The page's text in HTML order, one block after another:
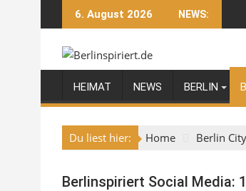
to
6. August 2026 NEWS:
HEIMAT NEWS BERLIN
Du liest hier: Home Berlin
Berlinspiriert Social Media: